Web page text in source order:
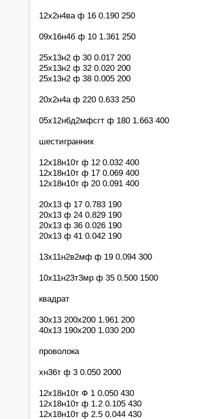
12х2н4ва ф 16 0.190 250
09х16н4б ф 10 1.361 250
25х13н2 ф 30 0.017 200
25х13н2 ф 32 0.020 200
25х13н2 ф 38 0.005 200
20х2н4а ф 220 0.633 250
05х12н6д2мфсгт ф 180 1.663 400
шестигранник
12х18н10т ф 12 0.032 400
12х18н10т ф 17 0.069 400
12х18н10т ф 20 0.091 400
20х13 ф 17 0.783 190
20х13 ф 24 0.829 190
20х13 ф 36 0.026 190
20х13 ф 41 0.042 190
13х11н2в2мф ф 19 0.094 300
10х11н23т3мр ф 35 0.500 1500
квадрат
30х13 200х200 1.961 200
40х13 190х200 1.030 200
проволока
хн36т ф 3 0.050 2000
12х18н10т Ф 1 0.050 430
12х18н10т ф 1.2 0.105 430
12х18н10т ф 2.5 0.044 430